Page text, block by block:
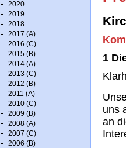
2020
2019
2018
2017 (A)
2016 (C)
2015 (B)
2014 (A)
2013 (C)
2012 (B)
2011 (A)
2010 (C)
2009 (B)
2008 (A)
2007 (C)
2006 (B)
1
uns
an